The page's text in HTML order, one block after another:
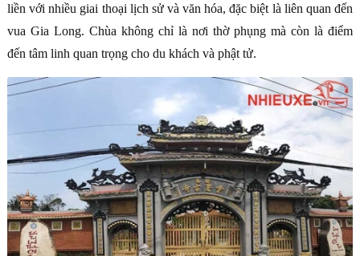
liền với nhiều giai thoại lịch sử và văn hóa, đặc biệt là liên quan đến
vua Gia Long. Chùa không chỉ là nơi thờ phụng mà còn là điểm
đến tâm linh quan trọng cho du khách và phật tử.